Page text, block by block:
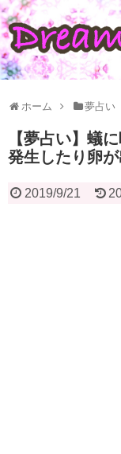
ホーム 夢占い
【夢占い】蟻
発生したり卵
2019/9/21